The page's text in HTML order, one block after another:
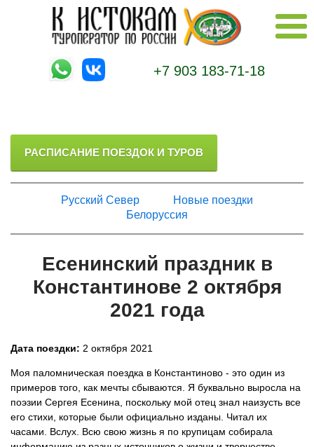
+7 903 183-71-18
РАСПИСАНИЕ ПОЕЗДОК И ТУРОВ
Русский Север
Новые поездки
Белоруссия
Есенинский праздник в
Константинове 2 октября
2021 года
Дата поездки: 2 октября 2021
Моя паломническая поездка в Константиново - это один из
примеров того, как мечты сбываются. Я буквально выросла на
поэзии Сергея Есенина, поскольку мой отец знал наизусть все
его стихи, которые были официально изданы. Читал их
часами. Вслух. Всю свою жизнь я по крупицам собирала